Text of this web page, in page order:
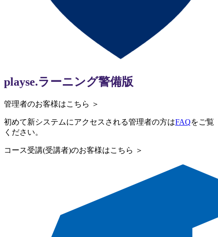
playse.ラーニング警備版
管理者のお客様はこちら ＞
初めて新システムにアクセスされる管理者の方はFAQをご覧
ください。
コース受講(受講者)のお客様はこちら ＞